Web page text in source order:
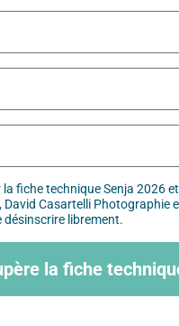
fiche technique Senja 2026
David Casartelli Photographie
désinscrire librement.
la fiche